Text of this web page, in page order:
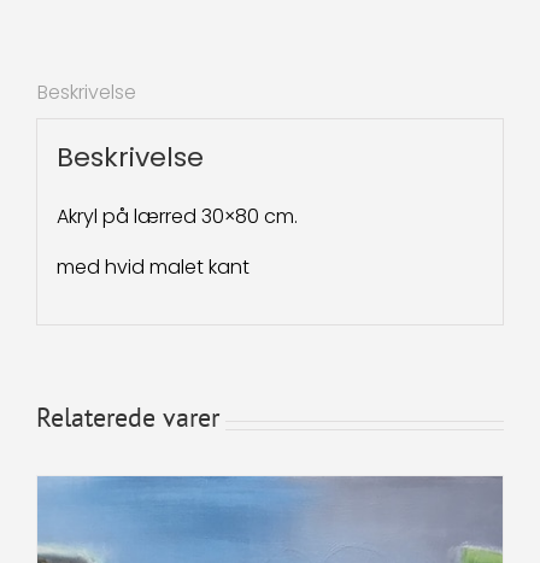
Beskrivelse
Beskrivelse
Akryl på lærred 30×80 cm.
med hvid malet kant
Relaterede varer